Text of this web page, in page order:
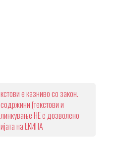
е казниво со закон.
(текстови и
НЕ е дозволено
на ЕКИПА